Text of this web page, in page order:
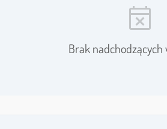
event_busy
Brak nadchodzących